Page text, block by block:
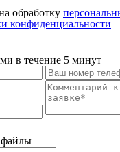
обработку
конфиденциальности
в течение 5 минут
файлы